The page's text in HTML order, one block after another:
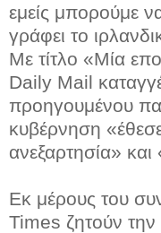
εμείς μπορούμε
γράφει το
Με τίτλο «Μία
Daily Mail
προηγουμένου
κυβέρνηση
ανεξαρτησία»
Εκ μέρους του
Times ζητούν